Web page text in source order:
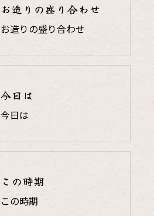
お造りの盛り合わせ
お造りの盛り合わせ
今日は
今日は
この時期
この時期